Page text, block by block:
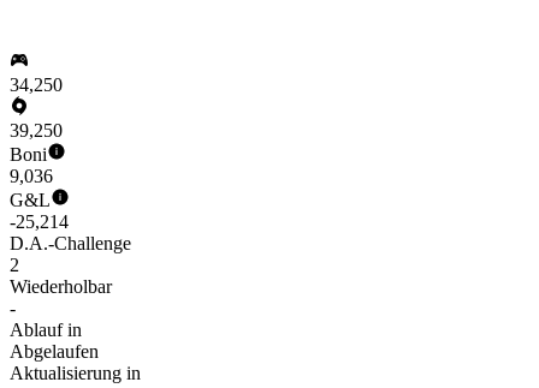
34,250
39,250
Boni
9,036
G&L
-25,214
D.A.-Challenge
2
Wiederholbar
-
Ablauf in
Abgelaufen
Aktualisierung in